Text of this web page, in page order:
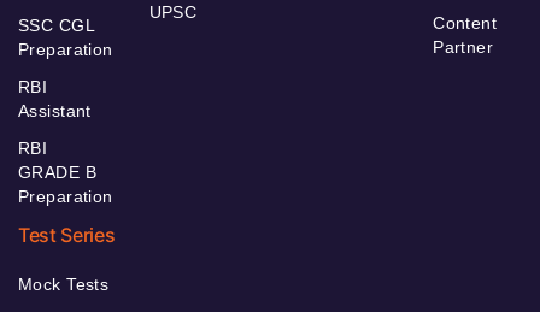
SSC CGL
Preparation
RBI
Assistant
RBI
GRADE B
Preparation
UPSC
Content
Partner
Test Series
Mock Tests